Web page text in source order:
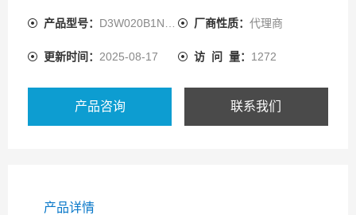
清洗正确应该用CCL4,
产品型号： D3W020B1NTW42 厂商性质： 代理商
更新时间： 2025-08-17 访 问 量： 1272
产品咨询 联系我们
产品详情